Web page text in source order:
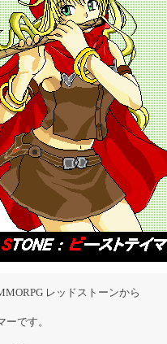
レッドストーンから
ーです。